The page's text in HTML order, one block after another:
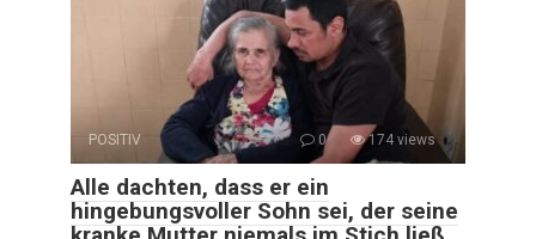
POSITIV 0 174 views
Alle dachten, dass er ein
hingebungsvoller Sohn sei, der seine